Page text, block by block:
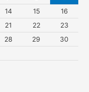
14 15
16
21 22
23
28 29
30